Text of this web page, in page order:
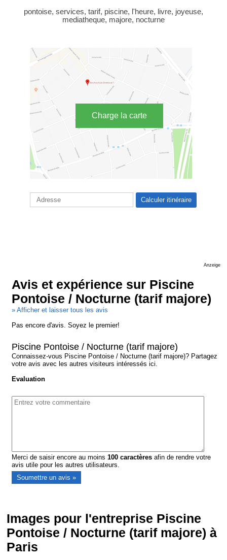
pontoise, services, tarif, piscine, l'heure, livre, joyeuse,
mediatheque, majore, nocturne
Charge la carte
Anzeige
Avis et expérience sur Piscine
Pontoise / Nocturne (tarif majore)
» Afficher et laisser tous les avis
Pas encore d'avis. Soyez le premier!
Piscine Pontoise / Nocturne (tarif majore)
Connaissez-vous Piscine Pontoise / Nocturne (tarif majore)? Partagez
votre avis avec les autres visiteurs intéressés ici.
Evaluation
Merci de saisir encore au moins100 caractères afin de rendre votre
avis utile pour les autres utilisateurs.
Images pour l'entreprise Piscine
Pontoise / Nocturne (tarif majore) à
Paris